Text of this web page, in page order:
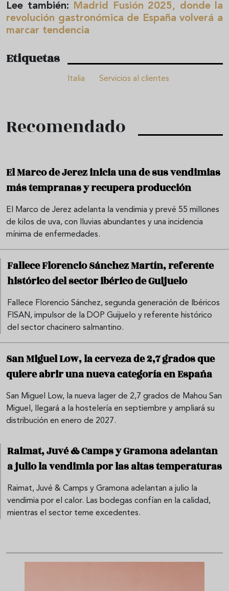
Lee también:
Madrid Fusión 2025, donde la
revolución gastronómica de España volverá a
marcar tendencia
Etiquetas
Italia Servicios al clientes
Recomendado
El Marco de Jerez inicia una de sus vendimias
más tempranas y recupera producción
El Marco de Jerez adelanta la vendimia y prevé 55 millones
de kilos de uva, con lluvias abundantes y una incidencia
mínima de enfermedades.
Fallece Florencio Sánchez Martín, referente
histórico del sector ibérico de Guijuelo
Fallece Florencio Sánchez, segunda generación de Ibéricos
FISAN, impulsor de la DOP Guijuelo y referente histórico
del sector chacinero salmantino.
San Miguel Low, la cerveza de 2,7 grados que
quiere abrir una nueva categoría en España
San Miguel Low, la nueva lager de 2,7 grados de Mahou San
Miguel, llegará a la hostelería en septiembre y ampliará su
distribución en enero de 2027.
Raimat, Juvé & Camps y Gramona adelantan
a julio la vendimia por las altas temperaturas
Raimat, Juvé & Camps y Gramona adelantan a julio la
vendimia por el calor. Las bodegas confían en la calidad,
mientras el sector teme excedentes.